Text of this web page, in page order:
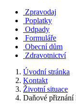
Zpravodaj
Poplatky
Odpady
Formuláře
Obecní dům
Zdravotnictví
Úvodní stránka
Kontakt
Životní situace
Daňové přiznání